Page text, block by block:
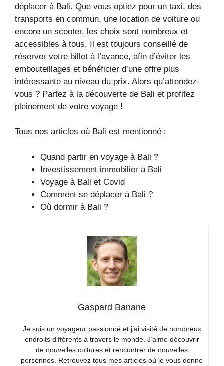
déplacer à Bali. Que vous optiez pour un taxi, des
transports en commun, une location de voiture ou
encore un scooter, les choix sont nombreux et
accessibles à tous. Il est toujours conseillé de
réserver votre billet à l’avance, afin d’éviter les
embouteillages et bénéficier d’une offre plus
intéressante au niveau du prix. Alors qu’attendez-
vous ? Partez à la découverte de Bali et profitez
pleinement de votre voyage !
Tous nos articles où Bali est mentionné :
Quand partir en voyage à Bali ?
Investissement immobilier à Bali
Voyage à Bali et Covid
Comment se déplacer à Bali ?
Où dormir à Bali ?
Gaspard Banane
Je suis un voyageur passionné et j’ai visité de nombreux
endroits différents à travers le monde. J’aime découvrir
de nouvelles cultures et rencontrer de nouvelles
personnes. Retrouvez tous mes articles où je vous donne